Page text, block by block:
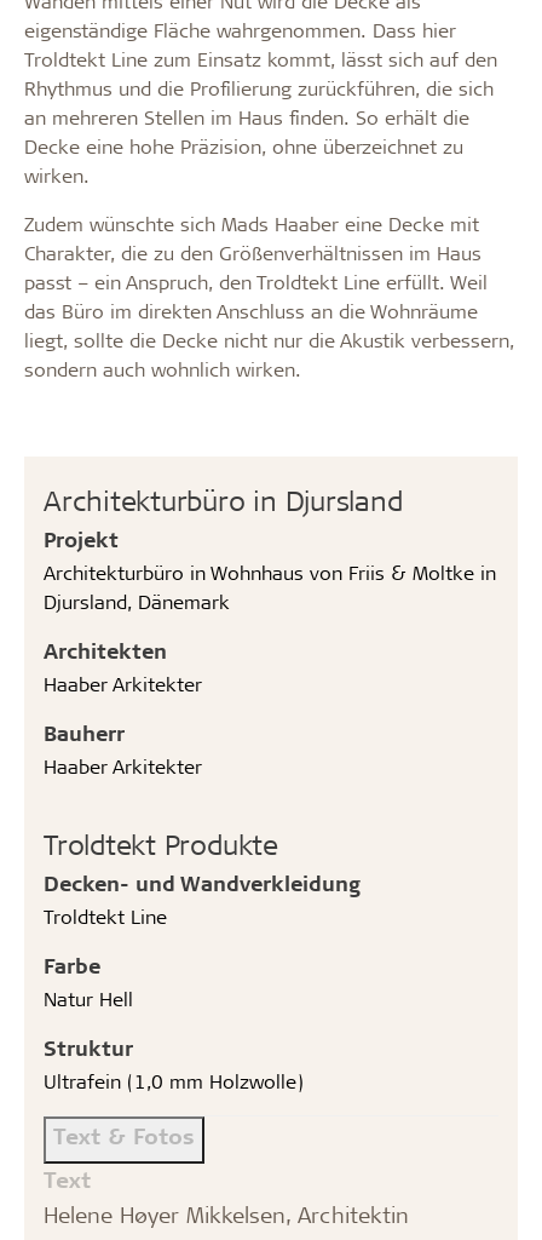
Architekturbüro in Djursland
Projekt
Architekturbüro in Wohnhaus von Friis & Moltke in
Djursland, Dänemark
Architekten
Haaber Arkitekter
Bauherr
Haaber Arkitekter
Troldtekt Produkte
Decken- und Wandverkleidung
Troldtekt Line
Farbe
Natur Hell
Struktur
Ultrafein (1,0 mm Holzwolle)
Text & Fotos
Text
Helene Høyer Mikkelsen, Architektin
eigenständige Fläche wahrgenommen. Dass hier
Troldtekt Line zum Einsatz kommt, lässt sich auf den
Rhythmus und die Profilierung zurückführen, die sich
an mehreren Stellen im Haus finden. So erhält die
Decke eine hohe Präzision, ohne überzeichnet zu
wirken.
Zudem wünschte sich Mads Haaber eine Decke mit
Charakter, die zu den Größenverhältnissen im Haus
passt – ein Anspruch, den Troldtekt Line erfüllt. Weil
das Büro im direkten Anschluss an die Wohnräume
liegt, sollte die Decke nicht nur die Akustik verbessern,
sondern auch wohnlich wirken.